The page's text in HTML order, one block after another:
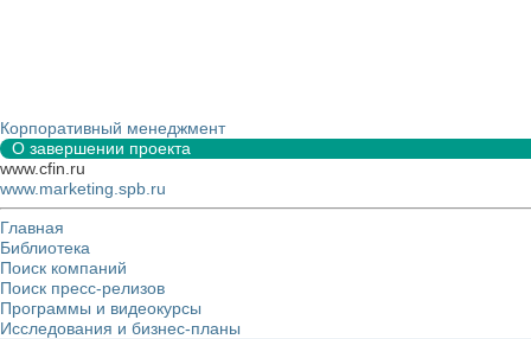
Корпоративный менеджмент
О завершении проекта
www.cfin.ru
www.marketing.spb.ru
Главная
Библиотека
Поиск компаний
Поиск пресс-релизов
Программы и видеокурсы
Исследования и бизнес-планы